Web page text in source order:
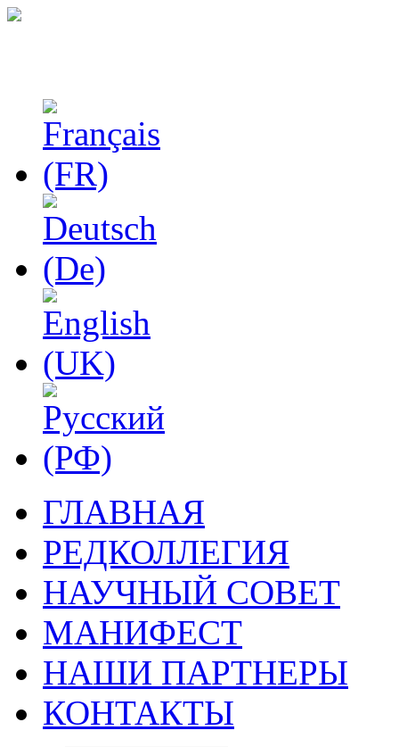
ГЛАВНАЯ
РЕДКОЛЛЕГИЯ
НАУЧНЫЙ СОВЕТ
МАНИФЕСТ
НАШИ ПАРТНЕРЫ
КОНТАКТЫ